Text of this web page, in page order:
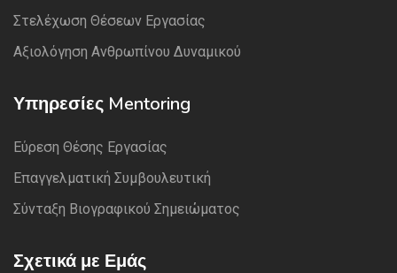
Στελέχωση Θέσεων Εργασίας
Αξιολόγηση Ανθρωπίνου Δυναμικού
Υπηρεσίες Mentoring
Εύρεση Θέσης Εργασίας
Επαγγελματική Συμβουλευτική
Σύνταξη Βιογραφικού Σημειώματος
Σχετικά με Εμάς